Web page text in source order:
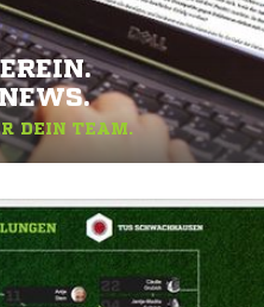
DEIN TEAM.